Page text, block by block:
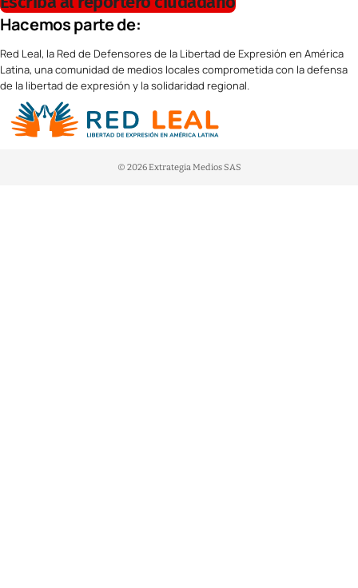
Hacemos parte de:
Red Leal, la Red de Defensores de la Libertad de Expresión en América
Latina, una comunidad de medios locales comprometida con la defensa
de la libertad de expresión y la solidaridad regional.
© 2026 Extrategia Medios SAS